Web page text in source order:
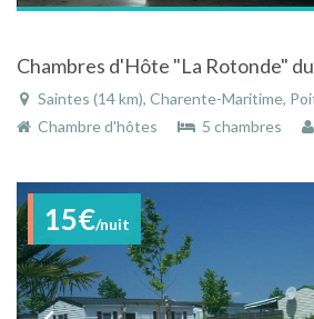
Saintes (14 km), Charente-Maritime, Poitou-
Chambre d'hôtes
5 chambres
15€/nuit